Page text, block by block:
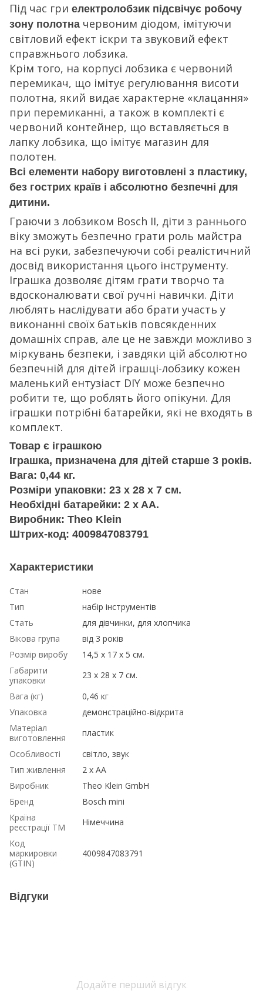
Під час гри електролобзик підсвічує робочу
зону полотна червоним діодом, імітуючи
світловий ефект іскри та звуковий ефект
справжнього лобзика.
Крім того, на корпусі лобзика є червоний
перемикач, що імітує регулювання висоти
полотна, який видає характерне «клацання»
при перемиканні, а також в комплекті є
червоний контейнер, що вставляється в
лапку лобзика, що імітує магазин для
полотен.
Всі елементи набору виготовлені з пластику,
без гострих країв і абсолютно безпечні для
дитини.
Граючи з лобзиком Bosch II, діти з раннього
віку зможуть безпечно грати роль майстра
на всі руки, забезпечуючи собі реалістичний
досвід використання цього інструменту.
Іграшка дозволяє дітям грати творчо та
вдосконалювати свої ручні навички. Діти
люблять наслідувати або брати участь у
виконанні своїх батьків повсякденних
домашніх справ, але це не завжди можливо з
міркувань безпеки, і завдяки цій абсолютно
безпечній для дітей іграшці-лобзику кожен
маленький ентузіаст DIY може безпечно
робити те, що роблять його опікуни. Для
іграшки потрібні батарейки, які не входять в
комплект.
Товар є іграшкою
Іграшка, призначена для дітей старше 3 років.
Вага: 0,44 кг.
Розміри упаковки: 23 x 28 x 7 см.
Необхідні батарейки: 2 x AA.
Виробник: Theo Klein
Штрих-код: 4009847083791
Характеристики
Стан
нове
Тип
набір інструментів
Стать
для дівчинки, для хлопчика
Вікова група
від 3 років
Розмір виробу
14,5 x 17 x 5 см.
Габарити
упаковки
23 x 28 x 7 см.
Вага (кг)
0,46 кг
Упаковка
демонстраційно-відкрита
Матеріал
виготовлення
пластик
Особливості
світло, звук
Тип живлення
2 x AA
Виробник
Theo Klein GmbH
Бренд
Bosch mini
Країна
реєстрації ТМ
Німеччина
Код
маркировки
(GTIN)
4009847083791
Відгуки
Додайте перший відгук